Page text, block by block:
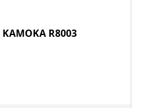
KAMOKA R8003